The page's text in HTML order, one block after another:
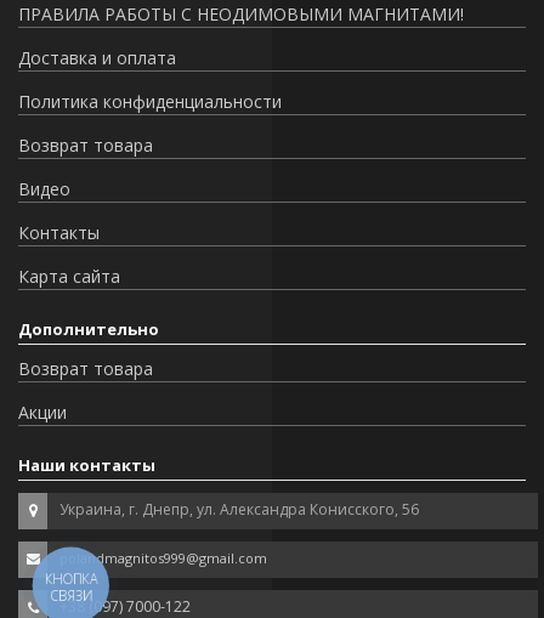
ПРАВИЛА РАБОТЫ С НЕОДИМОВЫМИ МАГНИТАМИ!
Доставка и оплата
Политика конфиденциальности
Возврат товара
Видео
Контакты
Карта сайта
Дополнительно
Возврат товара
Акции
Наши контакты
Украина, г. Днепр, ул. Александра Конисского, 56
polandmagnitos999@gmail.com
+38 (097) 7000-122
КНОПКА
СВЯЗИ